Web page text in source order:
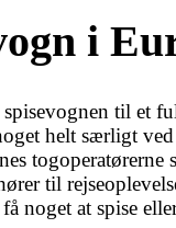
i
til et
helt særligt ved
togoperatørerne
til
noget at spise